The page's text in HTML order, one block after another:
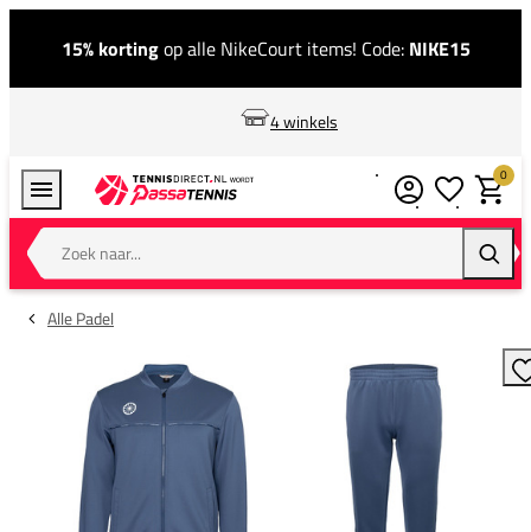
15% kortingop alle NikeCourt items! Code: NIKE15
4 winkels
Zoek naar...
0
Alle Padel